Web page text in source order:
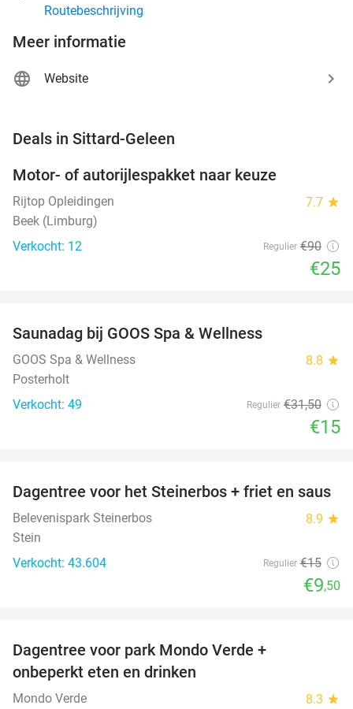
Routebeschrijving
Meer informatie
Website
Deals in Sittard-Geleen
Motor- of autorijlespakket naar keuze
Rijtop Opleidingen 7.7 star
Beek (Limburg)
Verkocht: 12
Regulier €90
€25
TODAY
Saunadag bij GOOS Spa & Wellness
GOOS Spa & Wellness 8.8 star
Posterholt
Verkocht: 49
Regulier €31,50
€15
37%
Dagentree voor het Steinerbos + friet en saus
Belevenispark Steinerbos 8.9 star
Stein
Verkocht: 43.604
Regulier €15
€9,50
Dagentree voor park Mondo Verde +
onbeperkt eten en drinken
Mondo Verde 8.3 star